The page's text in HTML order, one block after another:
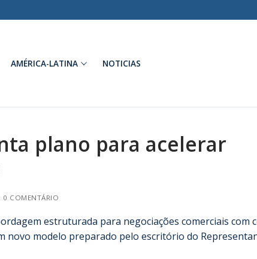
AMÉRICA-LATINA NOTICIAS
plano para acelerar
0 COMENTÁRIO
estruturada para negociações comerciais com
novo modelo preparado pelo escritório do